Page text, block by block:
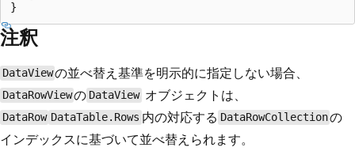
注釈
DataViewの並べ替え基準を明示的に指定しない場合、
DataRowViewの DataView オブジェクトは、
DataRow DataTable.Rows 内の対応する DataRowCollectionの
インデックスに基づいて並べ替えられます。